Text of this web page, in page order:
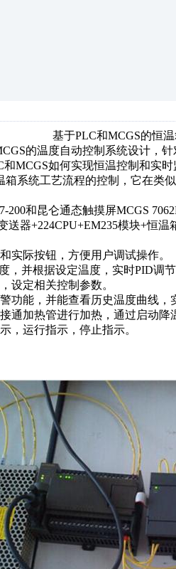
基于PLC和MCGS的恒
的温度自动控制系统设计，
和MCGS如何实现恒温控制和实
箱系统工艺流程的控制，它在类
200和昆仑通态触摸屏MCGS
送器+224CPU+EM235模块+恒温
实际按钮，方便用户调试操作。
，并根据设定温度，实时PID调
设定相关控制参数。
功能，并能查看历史温度曲线，
通加热管进行加热，通过启动降
，运行指示，停止指示。